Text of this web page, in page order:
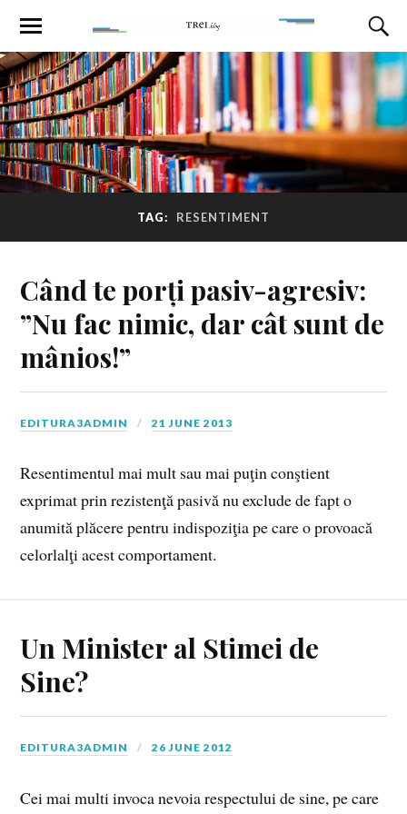
TAG: RESENTIMENT
Când te porți pasiv-agresiv:
”Nu fac nimic, dar cât sunt de
mânios!”
EDITURA3ADMIN 21 JUNE 2013
Resentimentul mai mult sau mai puţin conştient
exprimat prin rezistenţă pasivă nu exclude de fapt o
anumită plăcere pentru indispoziţia pe care o provoacă
celorlalţi acest comportament.
Un Minister al Stimei de
Sine?
EDITURA3ADMIN 26 JUNE 2012
Cei mai multi invoca nevoia respectului de sine, pe care